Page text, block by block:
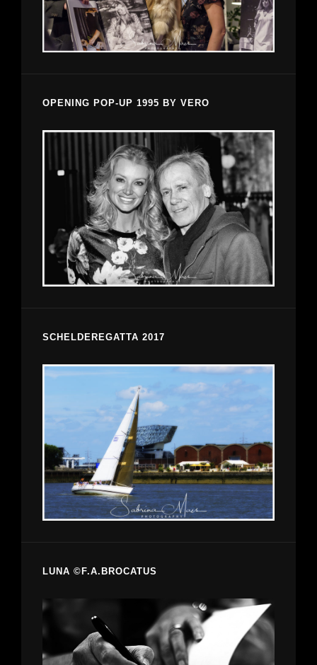
OPENING POP-UP 1995 BY VERO
SCHELDEREGATTA 2017
LUNA ©F.A.BROCATUS